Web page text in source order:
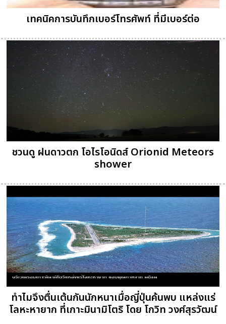
เทคนิคการบันทึกเบอร์โทรศัพท์ ที่มีเบอร์ต่อ
ชวนดู ฝนดาวตก โอไรโอนิดส์ Orionid Meteors
shower
ทำไมจึงตื่นเต้นกันนักหนาเมื่อญี่ปุ่นค้นพบ แหล่งแร่
โลหะหายาก ที่เกาะมินามิโตริ โดย โกวิท วงศ์สุรวัฒน์